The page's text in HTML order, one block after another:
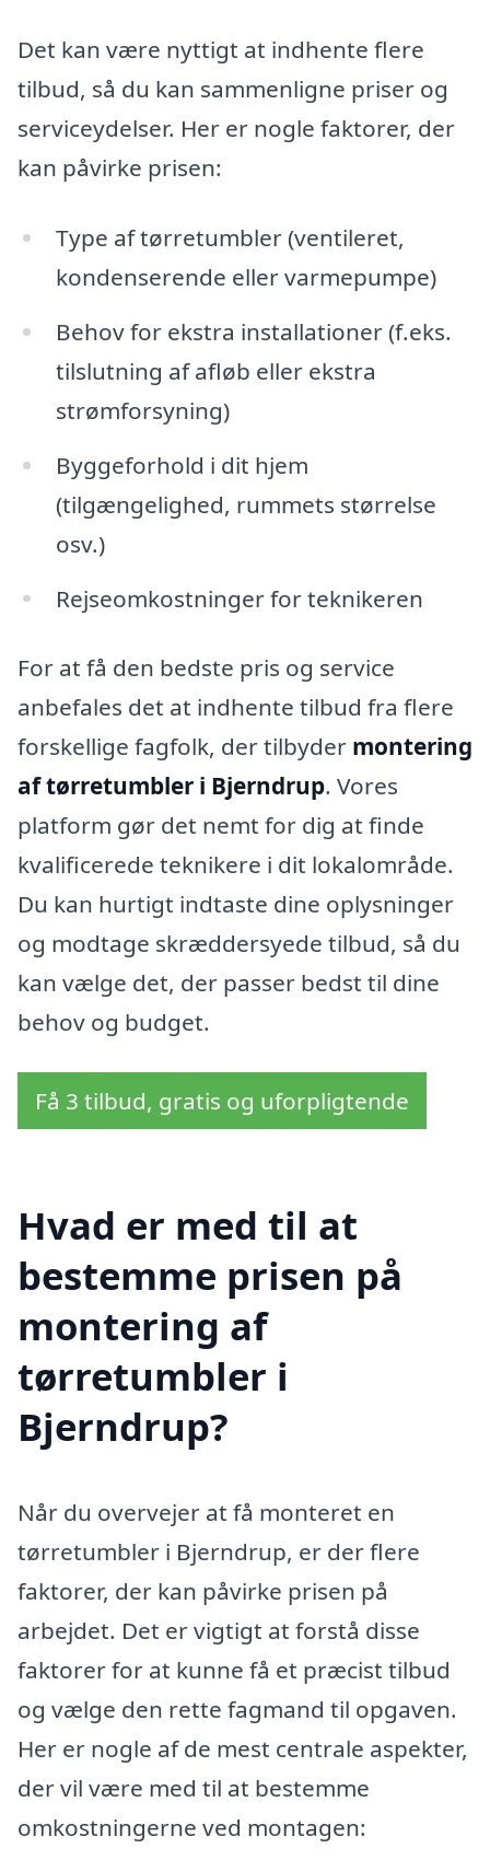
Det kan være nyttigt at indhente flere
tilbud, så du kan sammenligne priser og
serviceydelser. Her er nogle faktorer, der
kan påvirke prisen:
Type af tørretumbler (ventileret,
kondenserende eller varmepumpe)
Behov for ekstra installationer (f.eks.
tilslutning af afløb eller ekstra
strømforsyning)
Byggeforhold i dit hjem
(tilgængelighed, rummets størrelse
osv.)
Rejseomkostninger for teknikeren
For at få den bedste pris og service
anbefales det at indhente tilbud fra flere
forskellige fagfolk, der tilbyder montering
af tørretumbler i Bjerndrup. Vores
platform gør det nemt for dig at finde
kvalificerede teknikere i dit lokalområde.
Du kan hurtigt indtaste dine oplysninger
og modtage skræddersyede tilbud, så du
kan vælge det, der passer bedst til dine
behov og budget.
Få 3 tilbud, gratis og uforpligtende
Hvad er med til at
bestemme prisen på
montering af
tørretumbler i
Bjerndrup?
Når du overvejer at få monteret en
tørretumbler i Bjerndrup, er der flere
faktorer, der kan påvirke prisen på
arbejdet. Det er vigtigt at forstå disse
faktorer for at kunne få et præcist tilbud
og vælge den rette fagmand til opgaven.
Her er nogle af de mest centrale aspekter,
der vil være med til at bestemme
omkostningerne ved montagen: